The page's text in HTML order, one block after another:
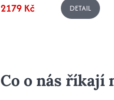
2179 Kč DETAIL
Co o nás říkají